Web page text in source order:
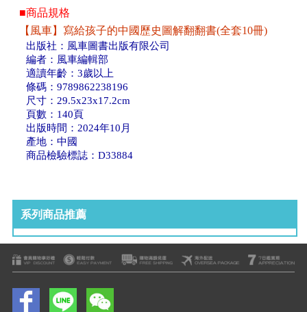
■商品規格
【風車】寫給孩子的中國歷史圖解翻翻書(全套10冊)
出版社：風車圖書出版有限公司
編者：風車編輯部
適讀年齡：3歲以上
條碼：9789862238196
尺寸：29.5x23x17.2cm
頁數：140頁
出版時間：2024年10月
產地：中國
商品檢驗標誌：D33884
系列商品推薦